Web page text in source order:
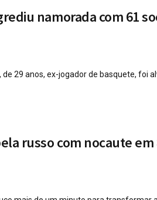
namorada com 61
de 29 anos, ex-jogador de basquete, foi
russo com nocaute